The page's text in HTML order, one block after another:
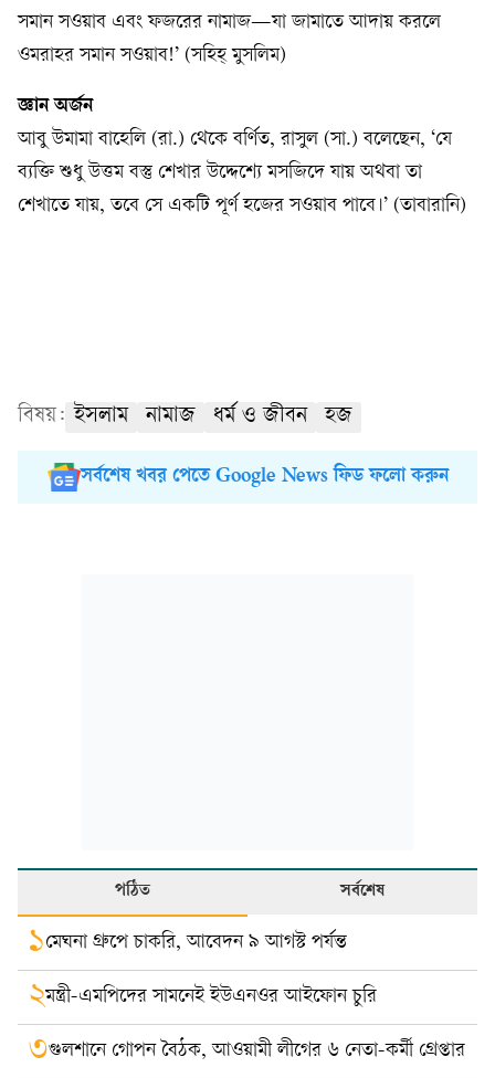
সমান সওয়াব এবং ফজরের নামাজ—যা জামাতে আদায় করলে
ওমরাহর সমান সওয়াব!’ (সহিহ্ মুসলিম)
জ্ঞান অর্জন
আবু উমামা বাহেলি (রা.) থেকে বর্ণিত, রাসুল (সা.) বলেছেন, ‘যে
ব্যক্তি শুধু উত্তম বস্তু শেখার উদ্দেশ্যে মসজিদে যায় অথবা তা
শেখাতে যায়, তবে সে একটি পূর্ণ হজের সওয়াব পাবে।’ (তাবারানি)
বিষয়: ইসলাম নামাজ ধর্ম ও জীবন হজ
সর্বশেষ খবর পেতে Google News ফিড ফলো করুন
পঠিত সর্বশেষ
১মেঘনা গ্রুপে চাকরি, আবেদন ৯ আগস্ট পর্যন্ত
২মন্ত্রী-এমপিদের সামনেই ইউএনওর আইফোন চুরি
৩গুলশানে গোপন বৈঠক, আওয়ামী লীগের ৬ নেতা-কর্মী গ্রেপ্তার